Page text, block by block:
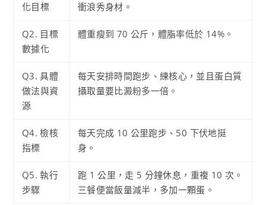
化目標
衝浪秀身材。
Q2. 目標
數據化
體重瘦到 70 公斤，體脂率低於 14%。
Q3. 具體
做法與資
源
每天安排時間跑步、練核心，並且蛋白質
攝取量要比澱粉多一倍。
Q4. 檢核
指標
每天完成 10 公里跑步、50 下伏地挺
身。
Q5. 執行
步驟
跑 1 公里，走 5 分鐘休息，重複 10 次。
三餐便當飯量減半，多加一顆蛋。